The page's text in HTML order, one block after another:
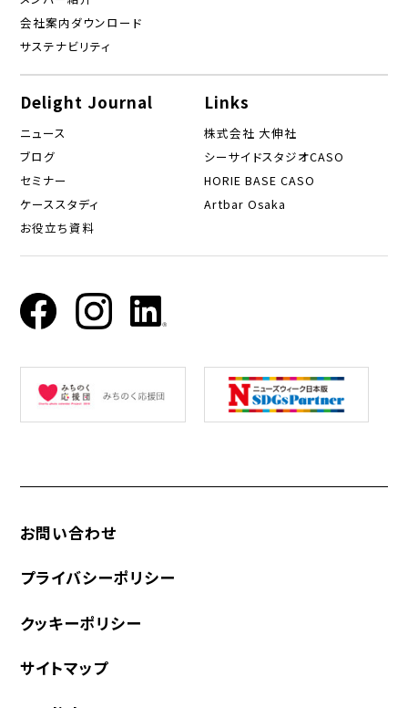
会社案内ダウンロード
サステナビリティ
Delight Journal
ニュース
ブログ
セミナー
ケーススタディ
お役立ち資料
Links
株式会社 大伸社
シーサイドスタジオCASO
HORIE BASE CASO
Artbar Osaka
お問い合わせ
プライバシーポリシー
クッキーポリシー
サイトマップ